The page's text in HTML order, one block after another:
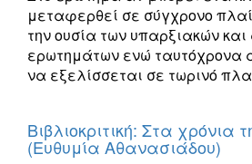
μεταφερθεί σε σύγχρονο
την ουσία των υπαρξιακών
ερωτημάτων ενώ ταυτόχρονα
να εξελίσσεται σε τωρινό
Βιβλιοκριτική: Στα χρόνια
(Ευθυμία Αθανασιάδου)